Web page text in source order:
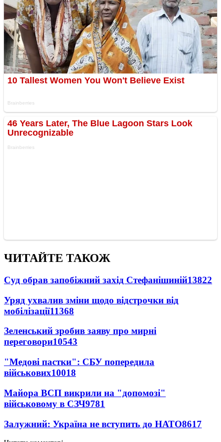
ЧИТАЙТЕ ТАКОЖ
Суд обрав запобіжний захід Стефанішиній13822
Уряд ухвалив зміни щодо відстрочки від
мобілізації11368
Зеленський зробив заяву про мирні
переговори10543
"Медові пастки": СБУ попередила
військових10018
Майора ВСП викрили на "допомозі"
військовому в СЗЧ9781
Залужний: Україна не вступить до НАТО8617